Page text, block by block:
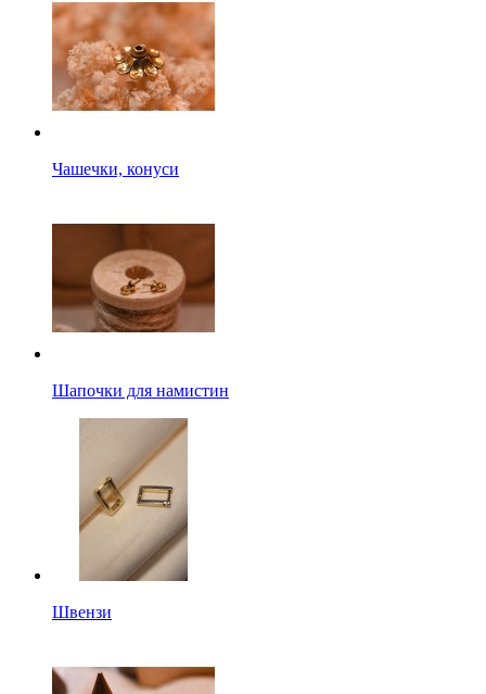
Чашечки, конуси
Шапочки для намистин
Швензи